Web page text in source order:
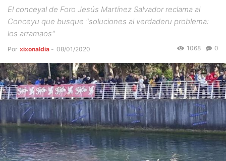
El conceyal de Foro Jesús Martínez Salvador reclama al
Conceyu que busque "soluciones al verdaderu problema:
los arramaos"
Por xixonaldia - 08/01/2020 0
1068